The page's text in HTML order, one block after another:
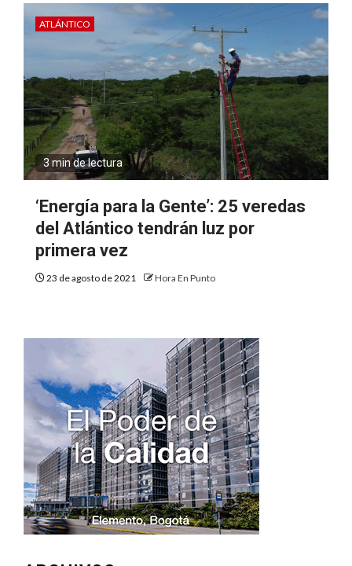
ATLÁNTICO
3 min de lectura
‘Energía para la Gente’: 25 veredas
del Atlántico tendrán luz por
primera vez
23 de agosto de 2021 Hora En Punto